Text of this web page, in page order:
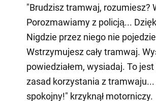
"Brudzisz tramwaj, rozumiesz?
Porozmawiamy z policją...
Nigdzie przez niego nie
Wstrzymujesz cały tramwaj.
powiedziałem, wysiadaj. To
zasad korzystania z
spokojny!" krzyknął motorniczy.